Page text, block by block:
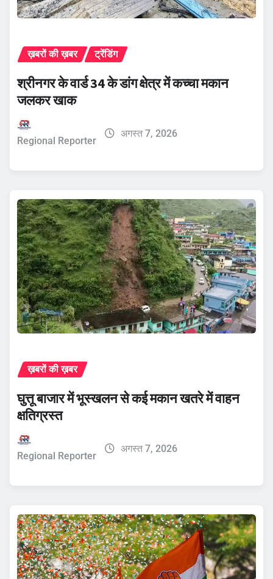
ख़बरों की ख़बर ट्रेंडिंग
श्रीनगर के वार्ड 34 के डांग क्षेत्र में कच्चा मकान
जलकर खाक
Regional Reporter
अगस्त 7, 2026
ख़बरों की ख़बर
घुत्तू बाजार में भूस्खलन से कई मकान खतरे में वाहन
क्षतिग्रस्त
Regional Reporter
अगस्त 7, 2026